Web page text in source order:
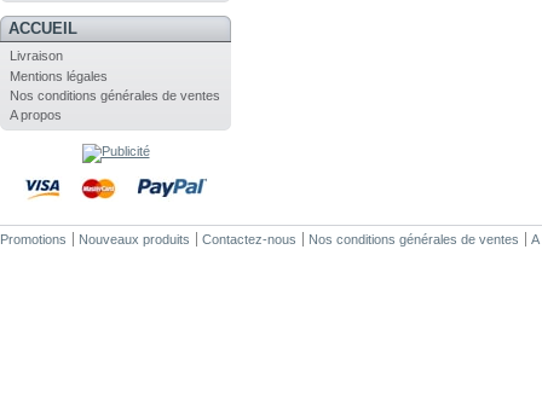
ACCUEIL
Livraison
Mentions légales
Nos conditions générales de ventes
A propos
Promotions Nouveaux produits Contactez-nous Nos conditions générales de ventes A